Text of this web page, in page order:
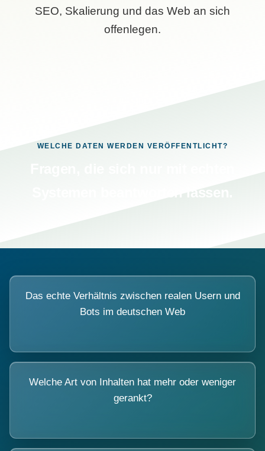
SEO, Skalierung und das Web an sich
offenlegen.
WELCHE DATEN WERDEN VERÖFFENTLICHT?
Das echte Verhältnis zwischen realen Usern und
Bots im deutschen Web
Welche Art von Inhalten hat mehr oder weniger
gerankt?